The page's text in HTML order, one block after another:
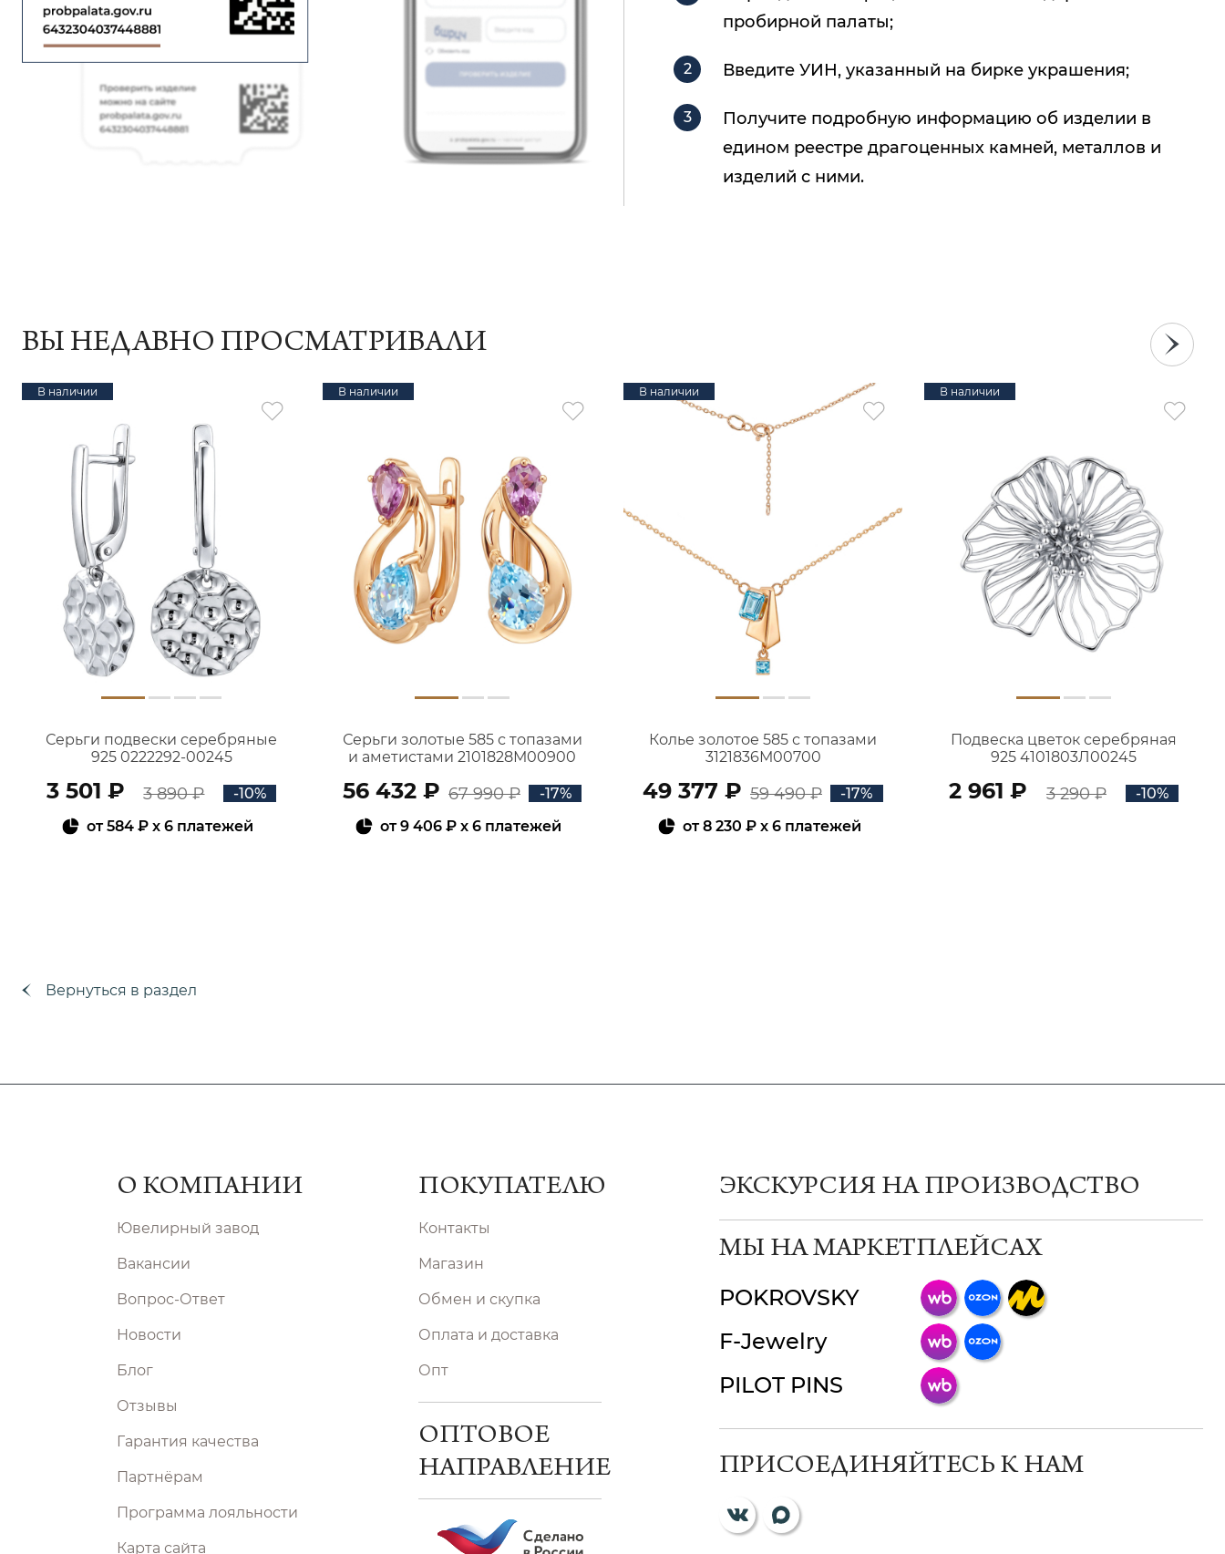
пробирной палаты;
Введите УИН, указанный на бирке украшения;
Получите подробную информацию об изделии в
едином реестре драгоценных камней, металлов и
изделий с ними.
ВЫ НЕДАВНО ПРОСМАТРИВАЛИ
В наличии
Серьги подвески серебряные
925 0222292-00245
3 501 ₽ 3 890 ₽
-10%
от584 ₽ x 6 платежей
В наличии
Серьги золотые 585 с топазами
и аметистами 2101828М00900
56 432 ₽ 67 990 ₽
-17%
от9 406 ₽ x 6 платежей
В наличии
Колье золотое 585 с топазами
3121836М00700
49 377 ₽ 59 490 ₽
-17%
от8 230 ₽x 6 платежей
В наличии
Подвеска цветок серебряная
925 4101803Л00245
2 961 ₽ 3 290 ₽ -10%
Вернуться в раздел
О КОМПАНИИ
Ювелирный завод
Вакансии
Вопрос-Ответ
Новости
Блог
Отзывы
Гарантия качества
Партнёрам
Программа лояльности
Карта сайта
ПОКУПАТЕЛЮ
Контакты
Магазин
Обмен и скупка
Оплата и доставка
Опт
ОПТОВОЕ
НАПРАВЛЕНИЕ
ЭКСКУРСИЯ НА ПРОИЗВОДСТВО
МЫ НА МАРКЕТПЛЕЙСАХ
POKROVSKY
F-Jewelry
PILOT PINS
ПРИСОЕДИНЯЙТЕСЬ К НАМ
ChatApp
мессенджер!